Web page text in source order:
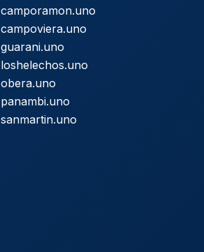
camporamon.uno
campoviera.uno
guarani.uno
loshelechos.uno
obera.uno
panambi.uno
sanmartin.uno